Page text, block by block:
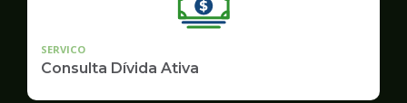
SERVICO
Consulta Dívida Ativa